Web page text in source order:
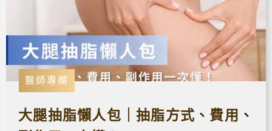
醫師專欄
大腿抽脂懶人包｜抽脂方式、費用、